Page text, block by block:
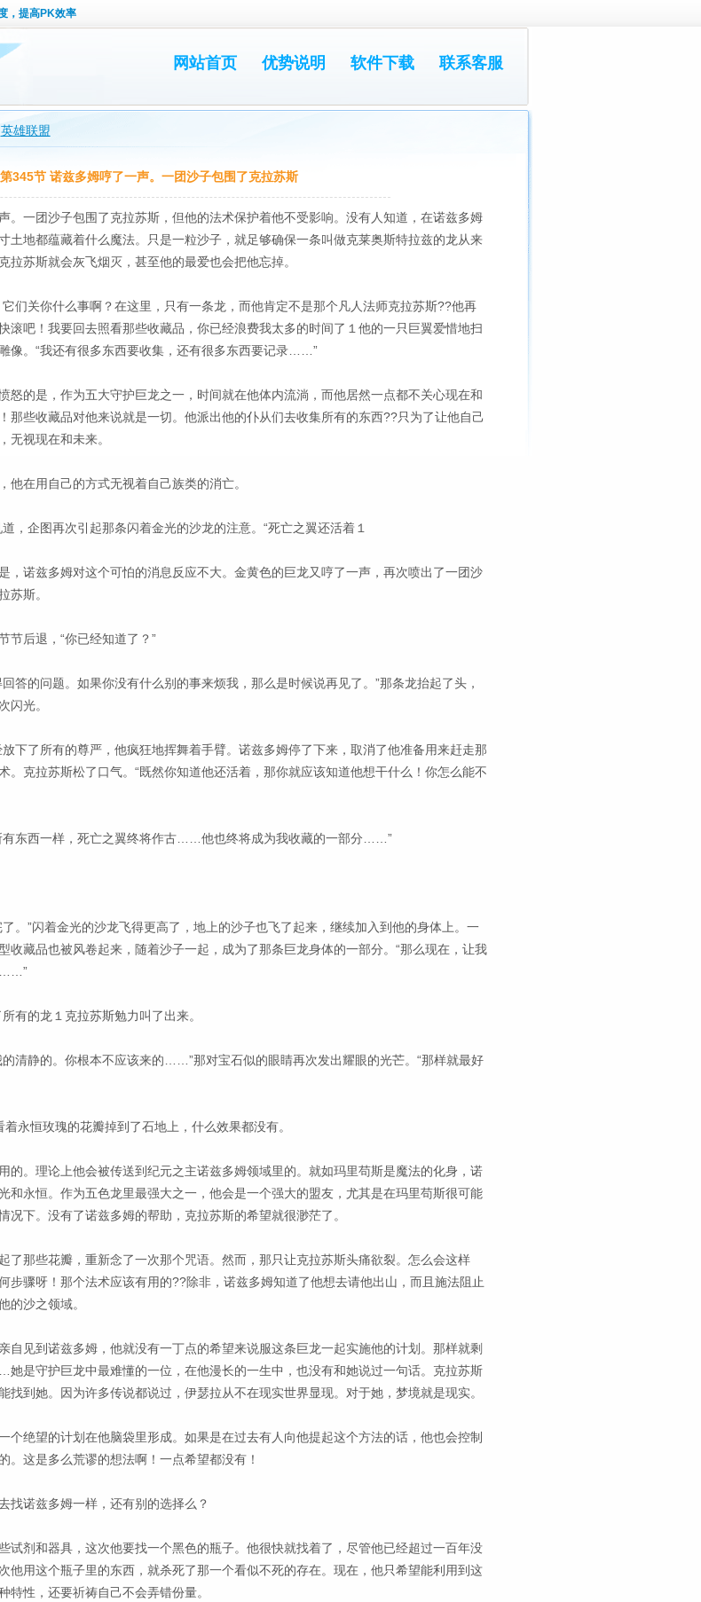
，提高PK效率
网站首页 优势说明 软件下载 联系客服
英雄联盟
345节 诺兹多姆哼了一声。一团沙子包围了克拉苏斯
。一团沙子包围了克拉苏斯，但他的法术保护着他不受影响。没有人知道，在诺兹多姆
土地都蕴藏着什么魔法。只是一粒沙子，就足够确保一条叫做克莱奥斯特拉兹的龙从来
拉苏斯就会灰飞烟灭，甚至他的最爱也会把他忘掉。
它们关你什么事啊？在这里，只有一条龙，而他肯定不是那个凡人法师克拉苏斯??他再
滚吧！我要回去照看那些收藏品，你已经浪费我太多的时间了１他的一只巨翼爱惜地扫
像。“我还有很多东西要收集，还有很多东西要记录……”
怒的是，作为五大守护巨龙之一，时间就在他体内流淌，而他居然一点都不关心现在和
那些收藏品对他来说就是一切。他派出他的仆从们去收集所有的东西??只为了让他自己
无视现在和未来。
他在用自己的方式无视着自己族类的消亡。
，企图再次引起那条闪着金光的沙龙的注意。“死亡之翼还活着１
，诺兹多姆对这个可怕的消息反应不大。金黄色的巨龙又哼了一声，再次喷出了一团沙
苏斯。
节后退，“你已经知道了？”
答的问题。如果你没有什么别的事来烦我，那么是时候说再见了。”那条龙抬起了头，
闪光。
放下了所有的尊严，他疯狂地挥舞着手臂。诺兹多姆停了下来，取消了他准备用来赶走那
。克拉苏斯松了口气。“既然你知道他还活着，那你就应该知道他想干什么！你怎么能不
有东西一样，死亡之翼终将作古……他也终将成为我收藏的一部分……”
。”闪着金光的沙龙飞得更高了，地上的沙子也飞了起来，继续加入到他的身体上。一
收藏品也被风卷起来，随着沙子一起，成为了那条巨龙身体的一部分。“那么现在，让我
……”
有的龙１克拉苏斯勉力叫了出来。
的清静的。你根本不应该来的……”那对宝石似的眼睛再次发出耀眼的光芒。“那样就最好
永恒玫瑰的花瓣掉到了石地上，什么效果都没有。
的。理论上他会被传送到纪元之主诺兹多姆领域里的。就如玛里苟斯是魔法的化身，诺
和永恒。作为五色龙里最强大之一，他会是一个强大的盟友，尤其是在玛里苟斯很可能
况下。没有了诺兹多姆的帮助，克拉苏斯的希望就很渺茫了。
了那些花瓣，重新念了一次那个咒语。然而，那只让克拉苏斯头痛欲裂。怎么会这样
步骤呀！那个法术应该有用的??除非，诺兹多姆知道了他想去请他出山，而且施法阻止
的沙之领域。
自见到诺兹多姆，他就没有一丁点的希望来说服这条巨龙一起实施他的计划。那样就剩
是守护巨龙中最难懂的一位，在他漫长的一生中，也没有和她说过一句话。克拉苏斯
找到她。因为许多传说都说过，伊瑟拉从不在现实世界显现。对于她，梦境就是现实。
个绝望的计划在他脑袋里形成。如果是在过去有人向他提起这个方法的话，他也会控制
。这是多么荒谬的想法啊！一点希望都没有！
找诺兹多姆一样，还有别的选择么？
试剂和器具，这次他要找一个黑色的瓶子。他很快就找着了，尽管他已经超过一百年没
他用这个瓶子里的东西，就杀死了那一个看似不死的存在。现在，他只希望能利用到这
特性，还要祈祷自己不会弄错份量。